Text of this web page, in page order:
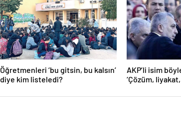
Öğretmenleri ‘bu gitsin, bu kalsın’
diye kim listeledi?
AKP’li isim
‘Çözüm,